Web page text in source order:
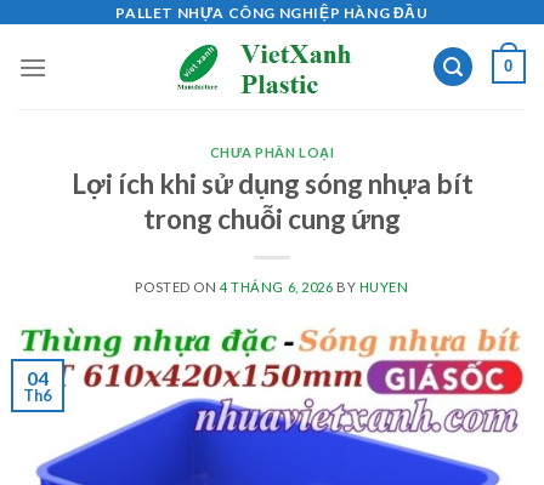
content
PALLET NHỰA CÔNG NGHIỆP HÀNG ĐẦU
0
CHƯA PHÂN LOẠI
Lợi ích khi sử dụng sóng nhựa bít
trong chuỗi cung ứng
POSTED ON4 THÁNG 6, 2026 BY HUYEN
04
Th6